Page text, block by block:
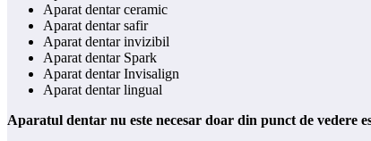
Aparat dentar ceramic
Aparat dentar safir
Aparat dentar invizibil
Aparat dentar Spark
Aparat dentar Invisalign
Aparat dentar lingual
Aparatul dentar nu este necesar doar din punct de vedere